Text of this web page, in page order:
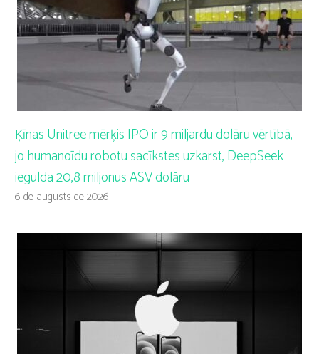
Ķīnas Unitree mērķis IPO ir 9 miljardu dolāru vērtībā,
jo humanoīdu robotu sacīkstes uzkarst, DeepSeek
iegulda 20,8 miljonus ASV dolāru
6 de augusts de 2026